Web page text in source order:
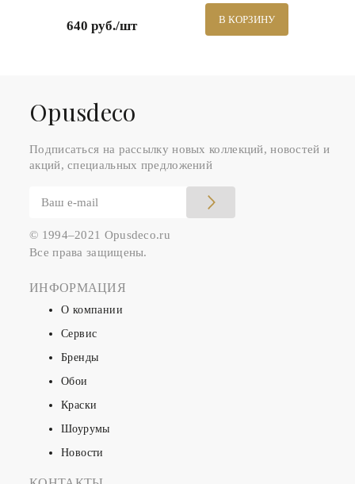
640 руб./шт В КОРЗИНУ
Оpusdeco
Подписаться на рассылку новых коллекций, новостей и
акций, специальных предложений
© 1994–2021 Opusdeco.ru
Все права защищены.
ИНФОРМАЦИЯ
О компании
Сервис
Бренды
Обои
Краски
Шоурумы
Новости